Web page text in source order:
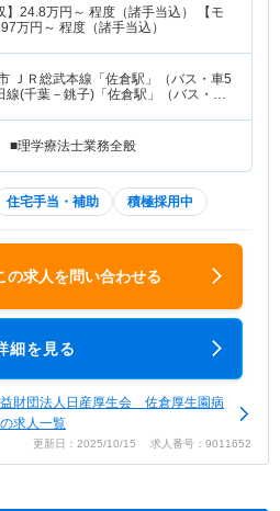
24.8万円～ 程度（諸手当込） 【モ
万円～ 程度（諸手当込）
ＪＲ総武本線「佐倉駅」（バス・車5
線(千葉－銚子)「佐倉駅」（バス・車5
■理学療法士業務全般
住宅手当・補助 積極採用中
の求人を問い合わせる
細を見る
財団法人日産厚生会 佐倉厚生園病
求人一覧
更新日：2025/10/15 求人番号：9011652